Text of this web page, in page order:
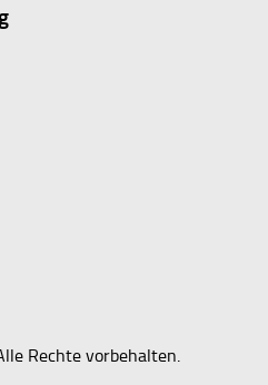
Rechte vorbehalten.